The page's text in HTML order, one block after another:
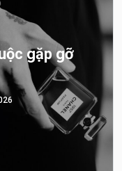
gặp gỡ